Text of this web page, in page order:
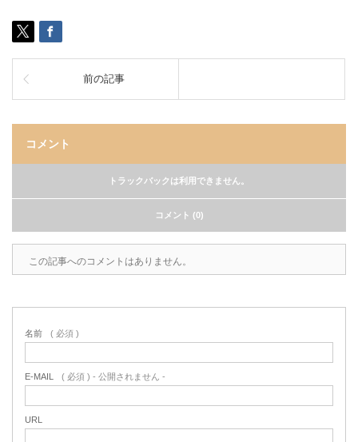
前の記事
コメント
トラックバックは利用できません。
コメント (0)
この記事へのコメントはありません。
名前 ( 必須 )
E-MAIL ( 必須 ) - 公開されません -
URL